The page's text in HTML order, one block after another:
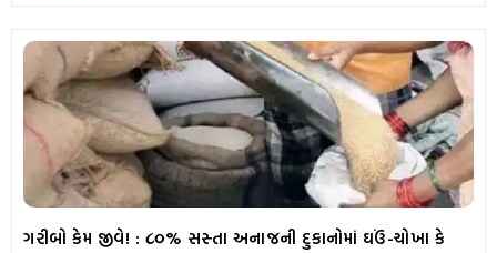
ગરીબો કેમ જીવે! : ૮૦% સસ્તા અનાજની દુકાનોમાં ઘઉં-ચોખા કે